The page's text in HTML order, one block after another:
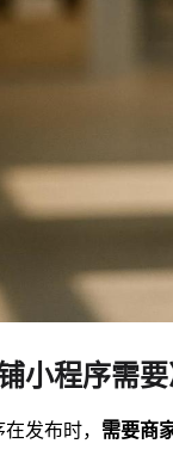
小程序需
发布时， 需要商